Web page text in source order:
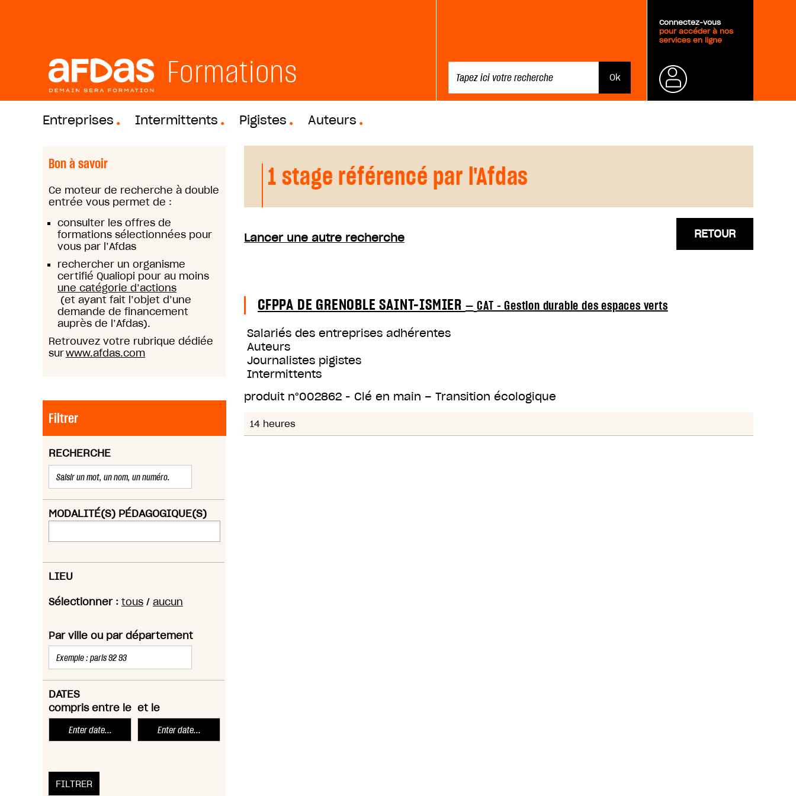
Formations
Connectez-vous
pour accéder à nos
services en ligne
Entreprises Intermittents Pigistes Auteurs
Bon à savoir
Ce moteur de recherche à double
entrée vous permet de :
consulter les offres de
formations sélectionnées pour
vous par l’Afdas
rechercher un organisme
certifié Qualiopi pour au moins
une catégorie d’actions
(et ayant fait l’objet d’une
demande de financement
auprès de l’Afdas).
Retrouvez votre rubrique dédiée
surwww.afdas.com
Filtrer
RECHERCHE
MODALITÉ(S) PÉDAGOGIQUE(S)
LIEU
Sélectionner : tous / aucun
Par ville ou par département
DATES
compris entre le et le
1 stage référencé par l'Afdas
RETOUR
Lancer une autre recherche
CFPPA DE GRENOBLE SAINT-ISMIER — CAT - Gestion durable des espaces verts
Salariés des entreprises adhérentes
Auteurs
Journalistes pigistes
Intermittents
produit n°002862 - Clé en main – Transition écologique
14 heures